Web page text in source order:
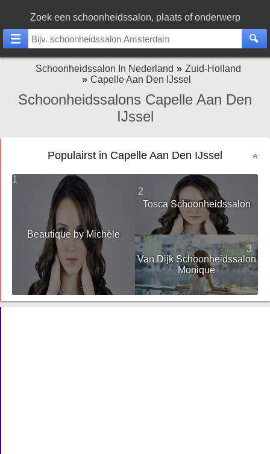
Zoek een schoonheidssalon, plaats of onderwerp
Schoonheidssalon In Nederland
Zuid-Holland
Capelle Aan Den IJssel
Schoonheidssalons Capelle Aan Den
IJssel
Populairst in Capelle Aan Den IJssel
1
Beautique by Michèle
2
Tosca Schoonheidssalon
3
Van Dijk Schoonheidssalon
Monique